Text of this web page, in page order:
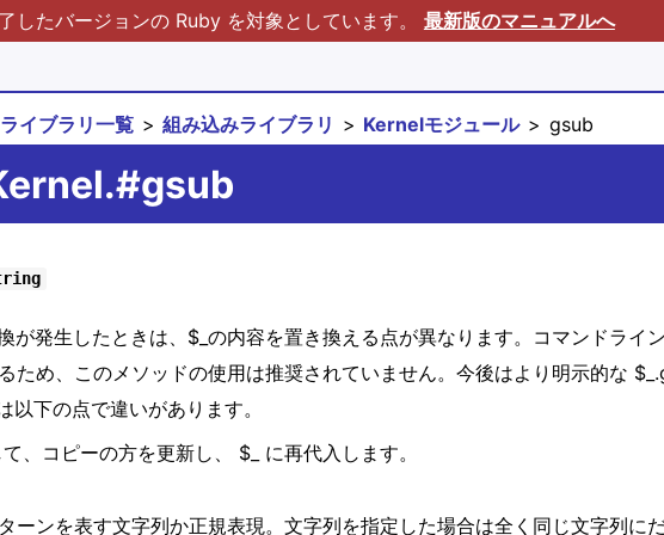
したバージョンの Ruby を対象としています。 最新版のマニュアルへ
ライブラリ一覧 組み込みライブラリ Kernelモジュール gsub
が発生したときは、$_の内容を置き換える点が異なります。コマンドライ
ため、このメソッドの使用は推奨されていません。今後はより明示的な
下の点で違いがあります。
、コピーの方を更新し、 $_ に再代入します。
ーンを表す文字列か正規表現。文字列を指定した場合は全く同じ文字列に